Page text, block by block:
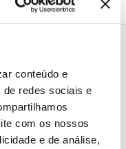
conteúdo e
de redes sociais e
com os nossos
e de análise,